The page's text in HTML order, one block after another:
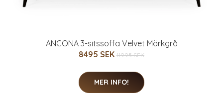
ANCONA 3-sitssoffa Velvet Mörkgrå
8495 SEK 11995 SEK
MER INFO!